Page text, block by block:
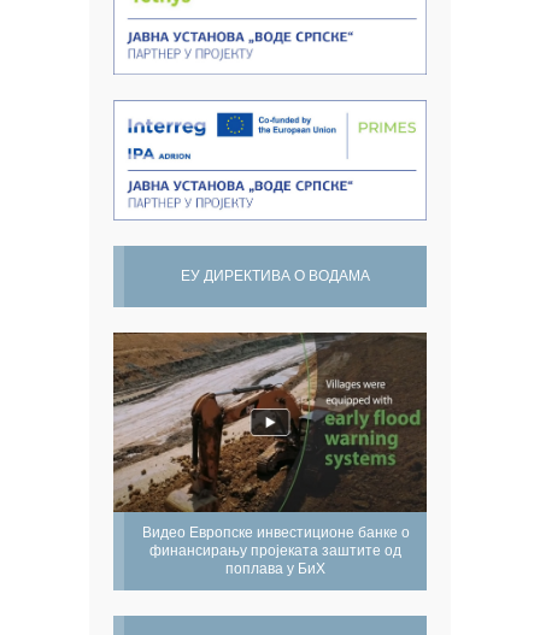
ЕУ ДИРЕКТИВА О ВОДАМА
Видео Европске инвестиционе банке о
финансирању пројеката заштите од
поплава у БиХ